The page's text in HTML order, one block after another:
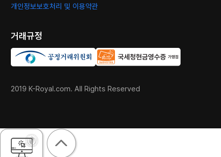
개인정보보호처리 및 이용약관
거래규정
2019 K-Royal.com. All Rights Reserved